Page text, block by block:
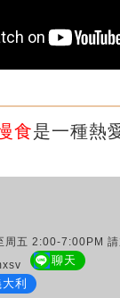
食是一種熱
周五 2:00-7:00PM
聊天
利